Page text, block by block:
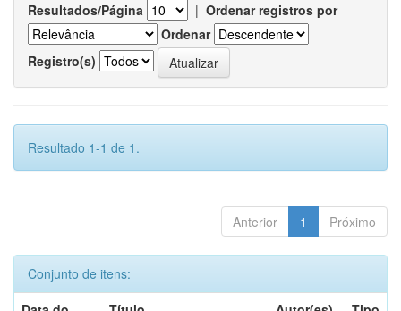
Resultados/Página | Ordenar registros por
Ordenar
Registro(s)
Resultado 1-1 de 1.
Anterior 1 Próximo
Conjunto de itens: